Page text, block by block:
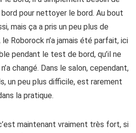
pour nettoyer le bord. Au bout
mais ça a pris un peu plus de
Roborock n’a jamais été parfait, ici
pendant le test de bord, qu’il ne
changé. Dans le salon, cependant,
un peu plus difficile, est rarement
la pratique.
maintenant vraiment très fort, si